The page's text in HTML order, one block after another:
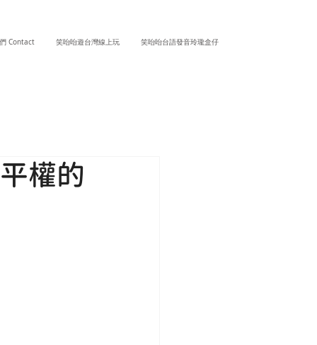
Contact 笑咍咍遊台灣線上玩 笑咍咍台語發音玲瓏盒仔
權的